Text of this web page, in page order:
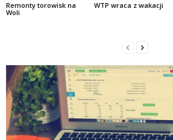
Remonty torowisk na
Woli
WTP wraca z wakacji